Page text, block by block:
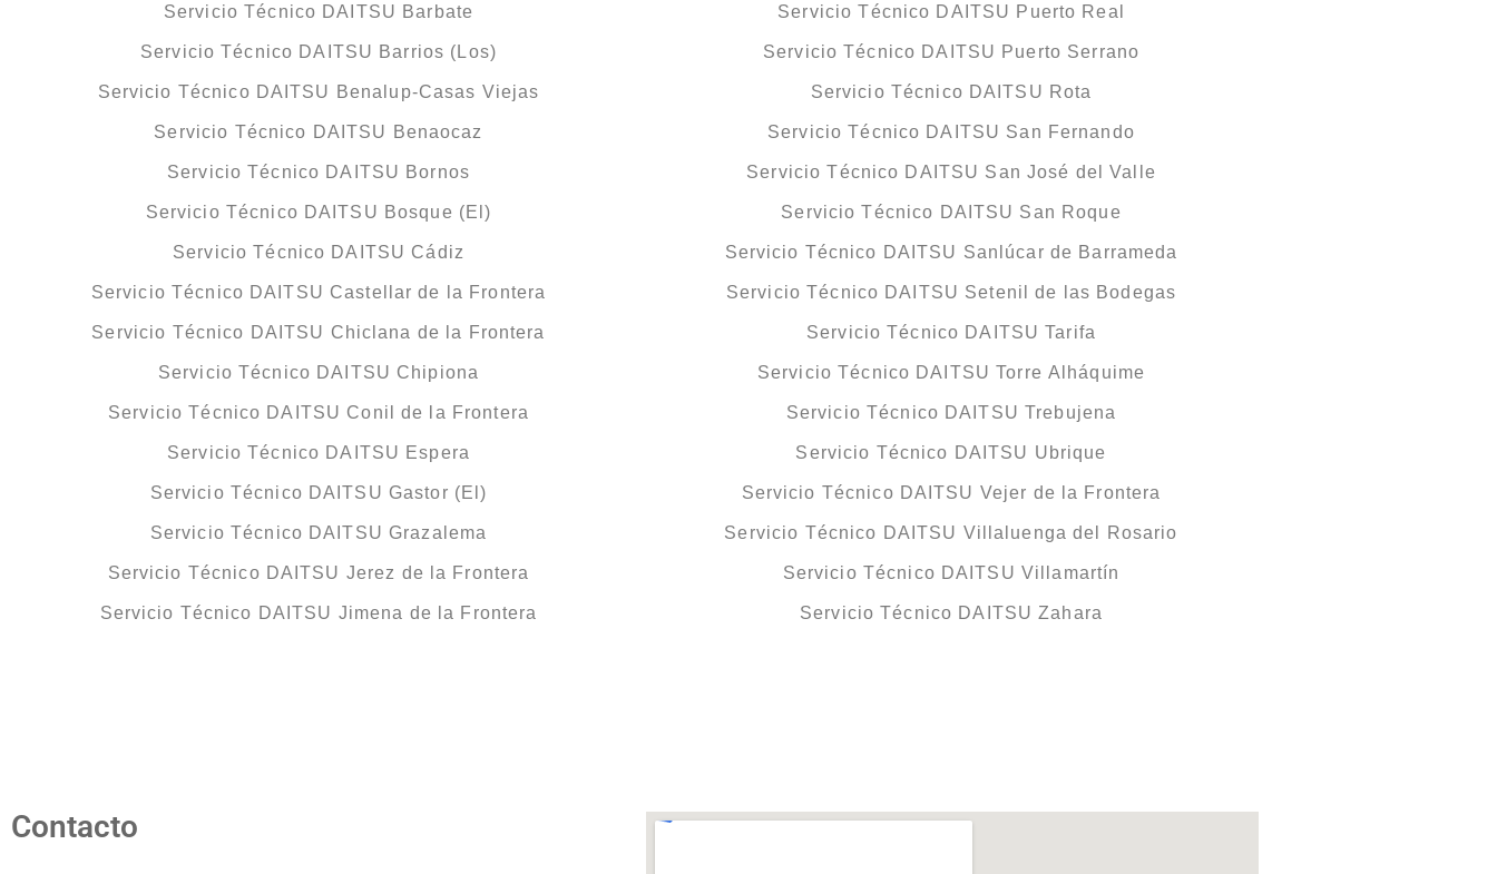
Servicio Técnico DAITSU Barbate
Servicio Técnico DAITSU Barrios (Los)
Servicio Técnico DAITSU Benalup-Casas Viejas
Servicio Técnico DAITSU Benaocaz
Servicio Técnico DAITSU Bornos
Servicio Técnico DAITSU Bosque (El)
Servicio Técnico DAITSU Cádiz
Servicio Técnico DAITSU Castellar de la Frontera
Servicio Técnico DAITSU Chiclana de la Frontera
Servicio Técnico DAITSU Chipiona
Servicio Técnico DAITSU Conil de la Frontera
Servicio Técnico DAITSU Espera
Servicio Técnico DAITSU Gastor (El)
Servicio Técnico DAITSU Grazalema
Servicio Técnico DAITSU Jerez de la Frontera
Servicio Técnico DAITSU Jimena de la Frontera
Servicio Técnico DAITSU Puerto Real
Servicio Técnico DAITSU Puerto Serrano
Servicio Técnico DAITSU Rota
Servicio Técnico DAITSU San Fernando
Servicio Técnico DAITSU San José del Valle
Servicio Técnico DAITSU San Roque
Servicio Técnico DAITSU Sanlúcar de Barrameda
Servicio Técnico DAITSU Setenil de las Bodegas
Servicio Técnico DAITSU Tarifa
Servicio Técnico DAITSU Torre Alháquime
Servicio Técnico DAITSU Trebujena
Servicio Técnico DAITSU Ubrique
Servicio Técnico DAITSU Vejer de la Frontera
Servicio Técnico DAITSU Villaluenga del Rosario
Servicio Técnico DAITSU Villamartín
Servicio Técnico DAITSU Zahara
Contacto